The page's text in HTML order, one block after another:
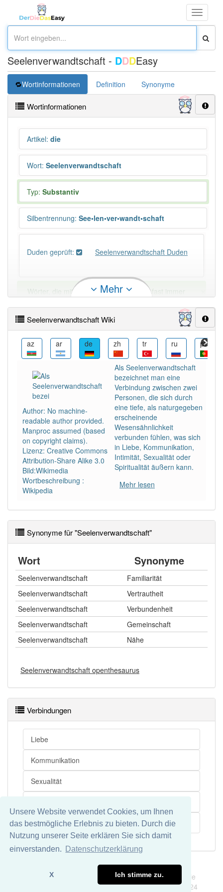
Unsere Website verwendet Cookies, um Ihnen
das bestmögliche Erlebnis zu bieten. Durch die
Nutzung unserer Seite erklären Sie sich damit
einverstanden.
Datenschutzerklärung
X Ich stimme zu.
Toggle
Seelenverwandtschaft - DDDEasy
Wortinformationen Definition Synonyme
Wortinformationen
Artikel: die
Wort: Seelenverwandtschaft
Typ: Substantiv
Silbentrennung: See•len•ver•wandt•schaft
Duden geprüft: Seelenverwandtschaft Duden
Wörter, die mit "- schaft" enden, haben fast immer
DER: 13Ausnahmen
Beispiele
DIE: 879
DAS:
Beispiele
Häufigkeit: 4 von 10
Wörter mit Endung-seelenverwandtschaft: 1
Wörter mit Endung -seelenverwandtschaft
einem anderen Artikel
89% unserer Spielapp-Nutzer haben den Artikel
korrekt erraten.
Mehr
Seelenverwandtschaft Wiki
az ar de zh tr ru pt
Author: No machine-
readable author provided.
Manproc assumed (based
on copyright claims).
Lizenz: Creative Commons
Attribution-Share Alike 3.0
Bild:Wikimedia
Wortbeschreibung :
Wikipedia
Als Seelenverwandtschaft
bezeichnet man eine
Verbindung zwischen zwei
Personen, die sich durch
eine tiefe, als naturgegeben
erscheinende
Wesensähnlichkeit
verbunden fühlen, was sich
in Liebe, Kommunikation,
Intimität, Sexualität oder
Spiritualität äußern kann.
Mehr lesen
Synonyme für "Seelenverwandtschaft"
Wort Synonyme
Seelenverwandtschaft
Familiarität
Seelenverwandtschaft
Vertrautheit
Seelenverwandtschaft
Verbundenheit
Seelenverwandtschaft
Gemeinschaft
Seelenverwandtschaft
Nähe
Seelenverwandtschaft openthesaurus
Verbindungen
Liebe
Kommunikation
Sexualität
Spiritualität
Datenschutz
Wir übernehmen keine Garantie und keine Haftung für die
Richtigkeit und Vollständigkeit dieser Seite. DDDEasy 2024